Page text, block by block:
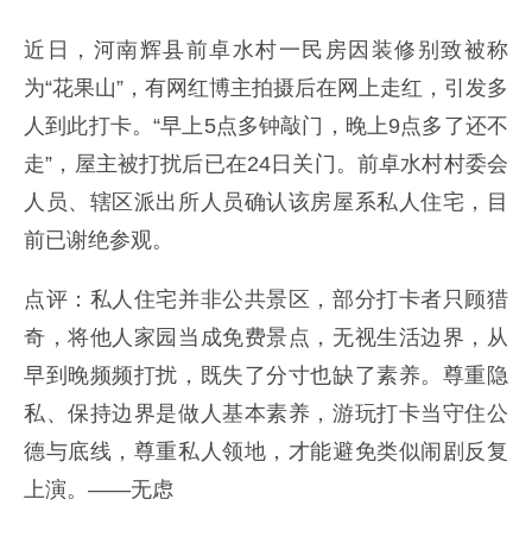
近日，河南辉县前卓水村一民房因装修别致被称
为“花果山”，有网红博主拍摄后在网上走红，引发多
人到此打卡。“早上5点多钟敲门，晚上9点多了还不
走”，屋主被打扰后已在24日关门。前卓水村村委会
人员、辖区派出所人员确认该房屋系私人住宅，目
前已谢绝参观。
点评：私人住宅并非公共景区，部分打卡者只顾猎
奇，将他人家园当成免费景点，无视生活边界，从
早到晚频频打扰，既失了分寸也缺了素养。尊重隐
私、保持边界是做人基本素养，游玩打卡当守住公
德与底线，尊重私人领地，才能避免类似闹剧反复
上演。——无虑